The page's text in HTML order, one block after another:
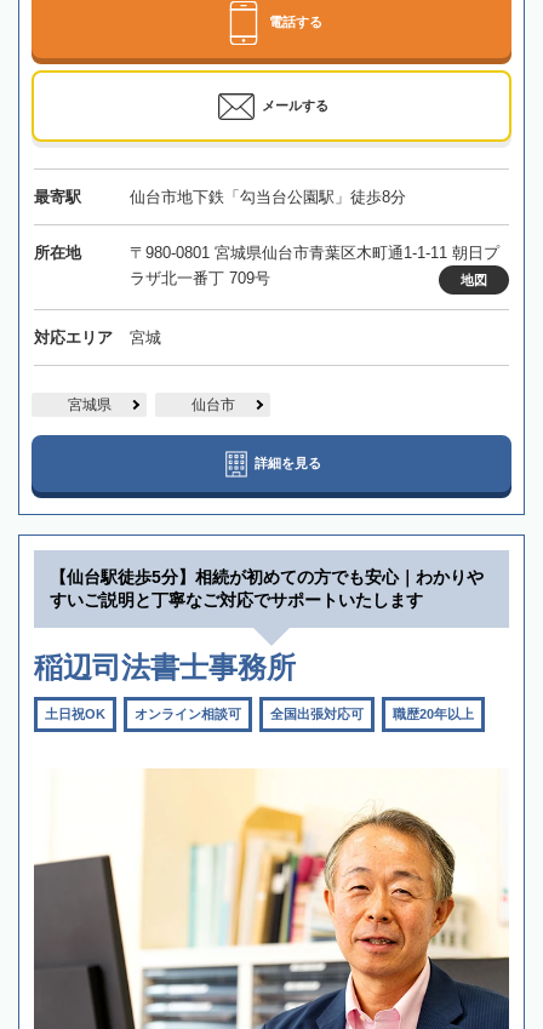
電話する
メールする
最寄駅 仙台市地下鉄「勾当台公園駅」徒歩8分
所在地
〒980-0801 宮城県仙台市青葉区木町通1-1-11 朝日プ
ラザ北一番丁 709号
地図
対応エリア 宮城
宮城県 仙台市
詳細を見る
【仙台駅徒歩5分】相続が初めての方でも安心｜わかりや
すいご説明と丁寧なご対応でサポートいたします
稲辺司法書士事務所
土日祝OK オンライン相談可 全国出張対応可 職歴20年以上